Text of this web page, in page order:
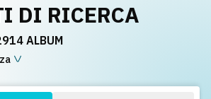
DI RICERCA
ALBUM